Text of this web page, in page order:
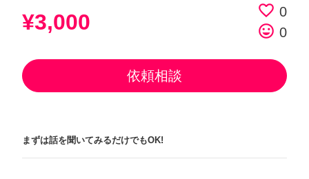
¥3,000 favorite_border 0
tag_faces 0
依頼相談
まずは話を聞いてみるだけでもOK!